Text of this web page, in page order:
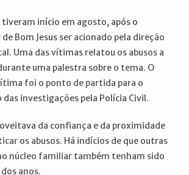
início em agosto, após o
Bom Jesus ser acionado pela direção
Uma das vítimas relatou os abusos a
uma palestra sobre o tema. O
foi o ponto de partida para o
investigações pela Polícia Civil.
da confiança e da proximidade
os abusos. Há indícios de que outras
núcleo familiar também tenham sido
anos.